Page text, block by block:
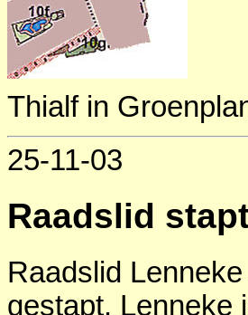
Thialf in
25-11-03
Raadslid
Raadslid
gestapt. Lenneke